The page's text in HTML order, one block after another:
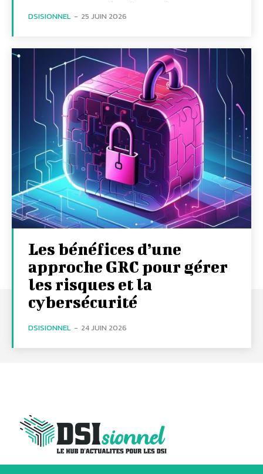
DSISIONNEL - 25 JUIN 2026
Les bénéfices d’une
approche GRC pour gérer
les risques et la
cybersécurité
DSISIONNEL - 24 JUIN 2026